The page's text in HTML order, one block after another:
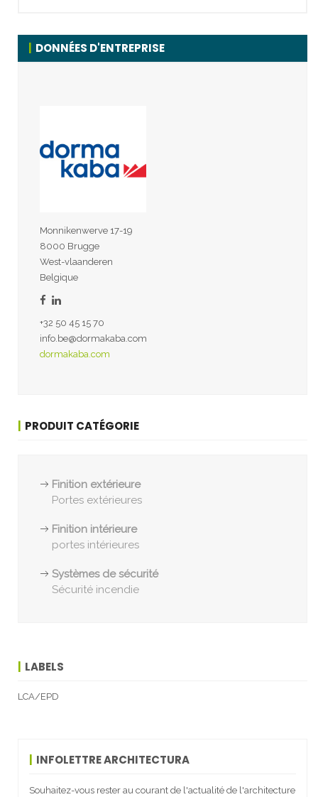
DONNÉES D'ENTREPRISE
Monnikenwerve 17-19
8000 Brugge
West-vlaanderen
Belgique
+32 50 45 15 70
info.be@dormakaba.com
dormakaba.com
PRODUIT CATÉGORIE
Finition extérieure
Portes extérieures
Finition intérieure
portes intérieures
Systèmes de sécurité
Sécurité incendie
LABELS
LCA/EPD
INFOLETTRE ARCHITECTURA
Souhaitez-vous rester au courant de l'actualité de l'architecture